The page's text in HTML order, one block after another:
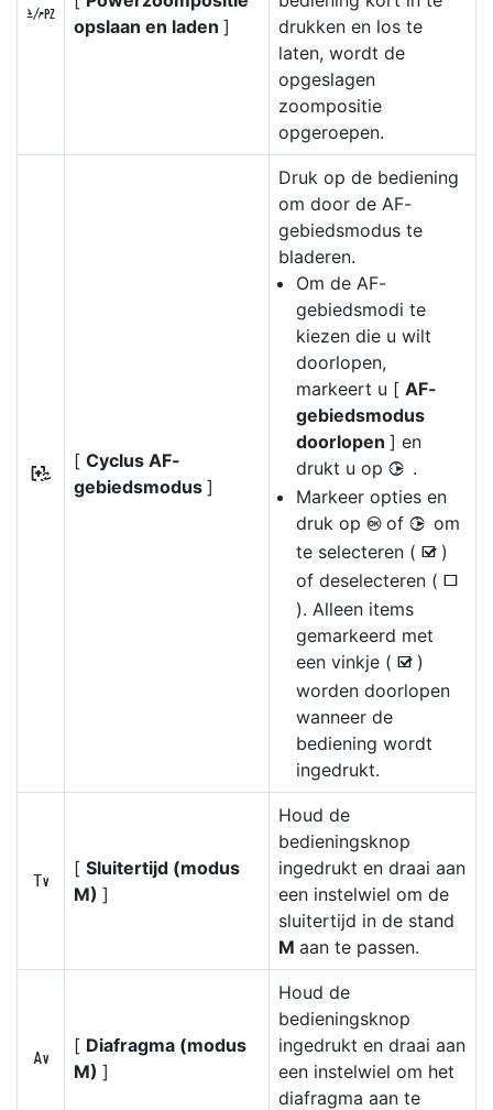
k
opslaan en laden ]
drukken en los te
laten, wordt de
opgeslagen
zoompositie
opgeroepen.
r
[ Cyclus AF-
gebiedsmodus ]
Druk op de bediening
om door de AF-
gebiedsmodus te
bladeren.
Om de AF-
gebiedsmodi te
kiezen die u wilt
doorlopen,
markeert u [ AF-
gebiedsmodus
doorlopen ] en
drukt u op 2 .
Markeer opties en
druk op J of 2 om
te selecteren ( M )
of deselecteren ( U
). Alleen items
gemarkeerd met
een vinkje ( M )
worden doorlopen
wanneer de
bediening wordt
ingedrukt.
y
[ Sluitertijd (modus
M) ]
Houd de
bedieningsknop
ingedrukt en draai aan
een instelwiel om de
sluitertijd in de stand
M aan te passen.
z
[ Diafragma (modus
M) ]
Houd de
bedieningsknop
ingedrukt en draai aan
een instelwiel om het
diafragma aan te